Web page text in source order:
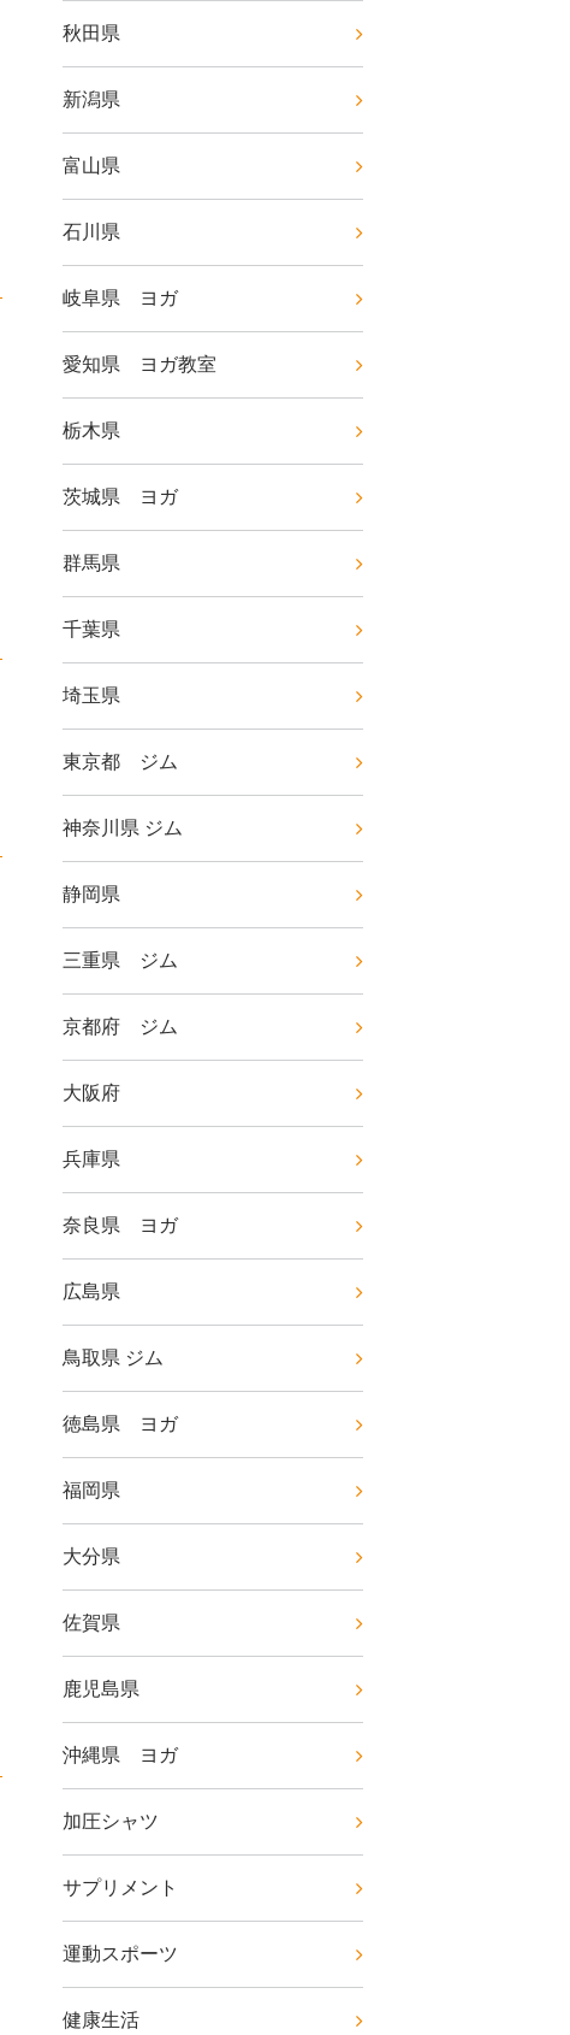
秋田県
新潟県
富山県
石川県
岐阜県 ヨガ
愛知県 ヨガ教室
栃木県
茨城県 ヨガ
群馬県
千葉県
埼玉県
東京都 ジム
神奈川県 ジム
静岡県
三重県 ジム
京都府 ジム
大阪府
兵庫県
奈良県 ヨガ
広島県
鳥取県 ジム
徳島県 ヨガ
福岡県
大分県
佐賀県
鹿児島県
沖縄県 ヨガ
加圧シャツ
サプリメント
運動スポーツ
健康生活